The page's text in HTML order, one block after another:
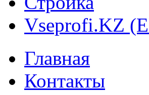
Vseprofi.KZ
Главная
Контакты